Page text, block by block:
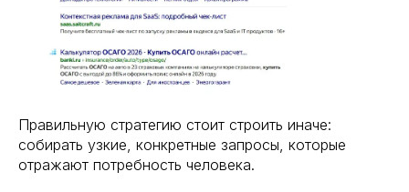
Правильную стратегию стоит строить иначе:
собирать узкие, конкретные запросы, которые
отражают потребность человека.